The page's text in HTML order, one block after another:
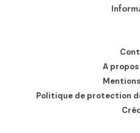
A
Politique de protection